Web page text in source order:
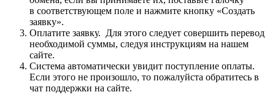
в соответствующем поле и нажмите кнопку «Создать
заявку».
Оплатите заявку. Для этого следует совершить перевод
необходимой суммы, следуя инструкциям на нашем
сайте.
Система автоматически увидит поступление оплаты.
Если этого не произошло, то пожалуйста обратитесь в
чат поддержки на сайте.